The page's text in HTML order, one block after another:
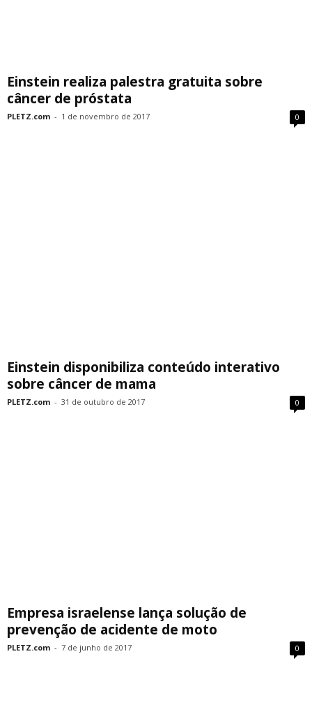
Einstein realiza palestra gratuita sobre
câncer de próstata
PLETZ.com - 1 de novembro de 2017 0
Einstein disponibiliza conteúdo interativo
sobre câncer de mama
PLETZ.com - 31 de outubro de 2017 0
Empresa israelense lança solução de
prevenção de acidente de moto
PLETZ.com - 7 de junho de 2017 0